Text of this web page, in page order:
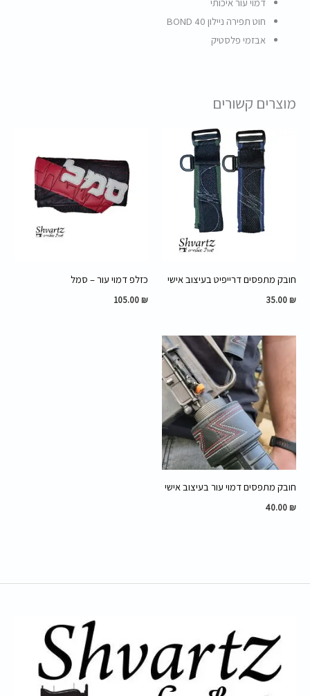
חוט תפירה ניילון BOND 40
אבזמי פלסטיק
מוצרים קשורים
חובק מתפסים דרייפיט בעיצוב אישי
35.00 ₪
כזלפ דמוי עור – סמל
105.00 ₪
חובק מתפסים דמוי עור בעיצוב אישי
40.00 ₪